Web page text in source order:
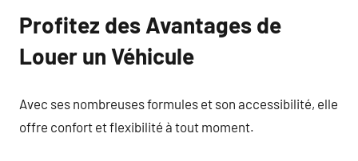
Profitez des Avantages de
Louer un Véhicule
Avec ses nombreuses formules et son accessibilité, elle
offre confort et flexibilité à tout moment.